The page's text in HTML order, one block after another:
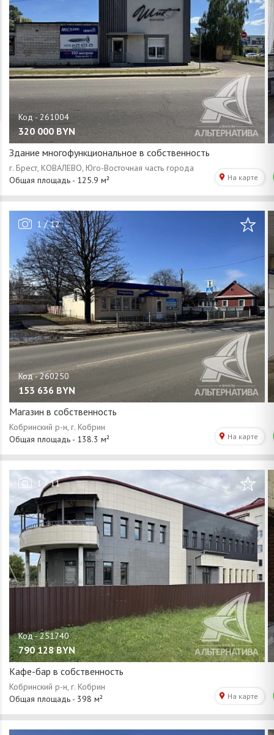
320 000 BYN
Здание многофункциональное в собственность
1 /12
153 636 BYN
Магазин в собственность
1/11
790 128 BYN
Кафе-бар в собственность